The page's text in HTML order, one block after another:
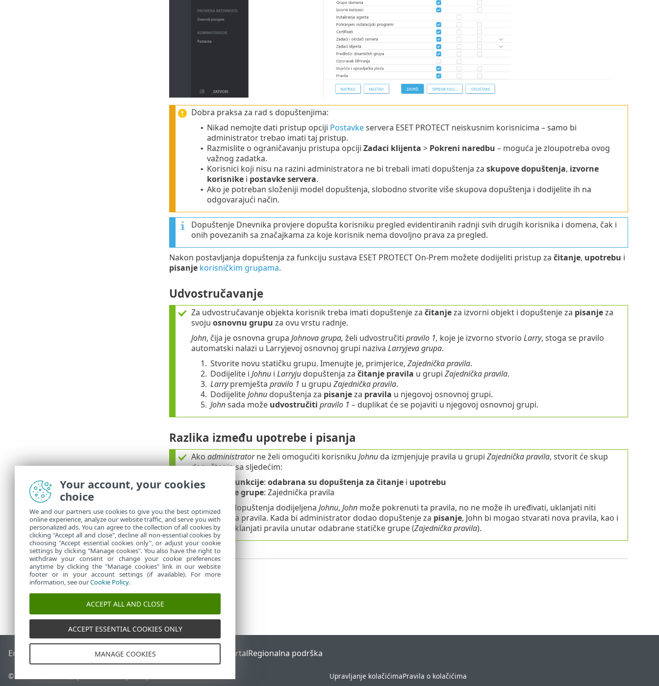
Dobra praksa za rad s dopuštenjima:
• Nikad nemojte dati pristup opciji Postavkeservera ESET PROTECT neiskusnim korisnicima – samo bi
administrator trebao imati taj pristup.
• Razmislite o ograničavanju pristupa opciji Zadaci klijenta > Pokreni naredbu – moguća je zloupotreba ovog
važnog zadatka.
• Korisnici koji nisu na razini administratora ne bi trebali imati dopuštenja za skupove dopuštenja, izvorne
korisnikei postavke servera.
• Ako je potreban složeniji model dopuštenja, slobodno stvorite više skupova dopuštenja i dodijelite ih na
odgovarajući način.
Dopuštenje Dnevnika provjere dopušta korisniku pregled evidentiranih radnji svih drugih korisnika i domena, čak i
onih povezanih sa značajkama za koje korisnik nema dovoljno prava za pregled.
Nakon postavljanja dopuštenja za funkciju sustava ESET PROTECT On-Prem možete dodijeliti pristup za čitanje, upotrebu i
pisanje korisničkim grupama.
Udvostručavanje
Za udvostručavanje objekta korisnik treba imati dopuštenje za čitanjeza izvorni objekt i dopuštenje za pisanjeza
svoju osnovnu grupu za ovu vrstu radnje.
John, čija je osnovna grupa Johnova grupa, želi udvostručiti pravilo 1, koje je izvorno stvorio Larry, stoga se pravilo
automatski nalazi u Larryjevoj osnovnoj grupi naziva Larryjeva grupa.
1. Stvorite novu statičku grupu. Imenujte je, primjerice, Zajednička pravila.
2. Dodijelite i Johnui Larryjudopuštenja za čitanje pravila u grupi Zajednička pravila.
3. Larrypremješta pravilo 1 u grupu Zajednička pravila.
4. DodijeliteJohnudopuštenja za pisanjeza pravila u njegovoj osnovnoj grupi.
5. Johnsada može udvostručiti pravilo 1 – duplikat će se pojaviti u njegovoj osnovnoj grupi.
Razlika između upotrebe i pisanja
Akoadministratorne želi omogućiti korisniku Johnuda izmjenjuje pravila u grupi Zajednička pravila, stvorit će skup
dopuštenja sa sljedećim:
• funkcije: odabrana su dopuštenja za čitanjei upotrebu
Statičke grupe: Zajednička pravila
Kada su ta dopuštenja dodijeljena Johnu, Johnmože pokrenuti ta pravila, no ne može ih uređivati, uklanjati niti
stvarati nova pravila. Kada bi administrator dodao dopuštenje za pisanje, John bi mogao stvarati nova pravila, kao i
uređivati i uklanjati pravila unutar odabrane statičke grupe (Zajednička pravila).
End of Life ESET-ova baza znanjaESET-ov forum ESET Status PortalRegionalna podrška
© 1992 - 2026 ESET, spol. s r.o. – Sva prava pridržana. Upravljanje kolačićimaPravila o kolačićima
Your account, your cookies
choice
We and our partners use cookies to give you the best optimized
online experience, analyze our website traffic, and serve you with
personalized ads. You can agree to the collection of all cookies by
clicking "Accept all and close", decline all non-essential cookies by
choosing "Accept essential cookies only", or adjust your cookie
settings by clicking "Manage cookies". You also have the right to
withdraw your consent or change your cookie preferences
anytime by clicking the "Manage cookies" link in our website
footer or in your account settings (if available). For more
information, see ourCookie Policy.
ACCEPT ALL AND CLOSE
ACCEPT ESSENTIAL COOKIES ONLY
MANAGE COOKIES